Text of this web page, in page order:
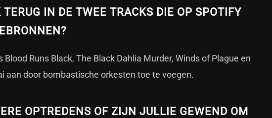
IN DE TWEE TRACKS DIE OP SPOTIFY
Runs Black, The Black Dahlia Murder, Winds of Plague en
aan door bombastische orkesten toe te voegen.
OPTREDENS OF ZIJN JULLIE GEWEND OM